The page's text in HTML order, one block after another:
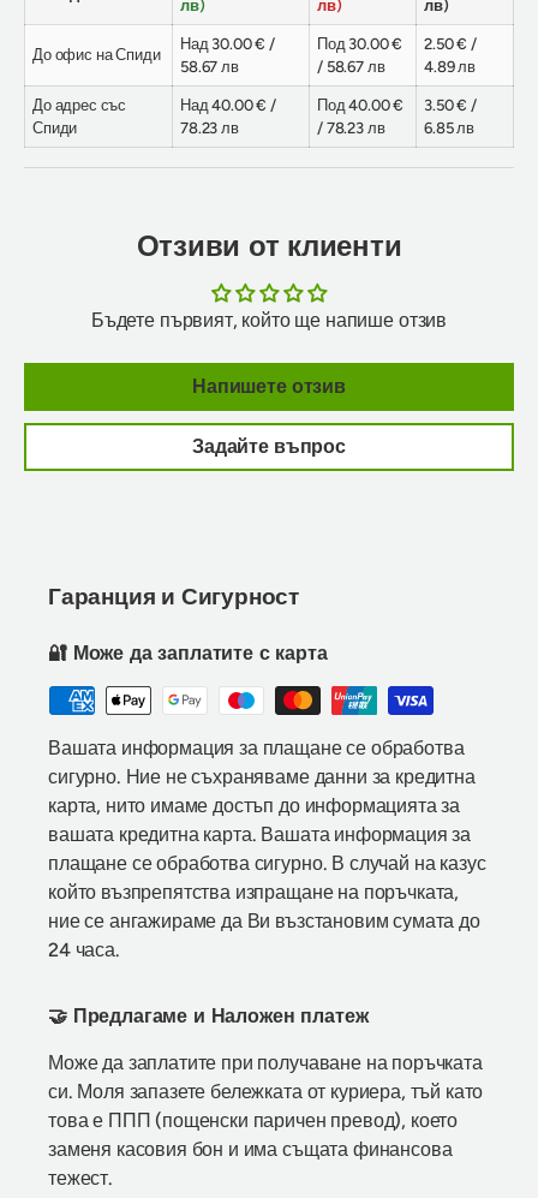
лв) лв) лв)
До офис на Спиди
Над 30.00 € /
58.67 лв
Под 30.00 €
/ 58.67 лв
2.50 € /
4.89 лв
До адрес със
Спиди
Над 40.00 € /
78.23 лв
Под 40.00 €
/ 78.23 лв
3.50 € /
6.85 лв
Отзиви от клиенти
Бъдете първият, който ще напише отзив
Напишете отзив
Задайте въпрос
Гаранция и Сигурност
🔐 Може да заплатите с карта
Вашата информация за плащане се обработва
сигурно. Ние не съхраняваме данни за кредитна
карта, нито имаме достъп до информацията за
вашата кредитна карта. Вашата информация за
плащане се обработва сигурно. В случай на казус
който възпрепятства изпращане на поръчката,
ние се ангажираме да Ви възстановим сумата до
24 часа.
🤝 Предлагаме и Наложен платеж
Може да заплатите при получаване на поръчката
си. Моля запазете бележката от куриера, тъй като
това е ППП (пощенски паричен превод), което
заменя касовия бон и има същата финансова
тежест.